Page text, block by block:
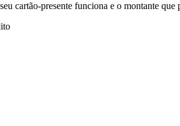
cartão-presente funciona e o montante que